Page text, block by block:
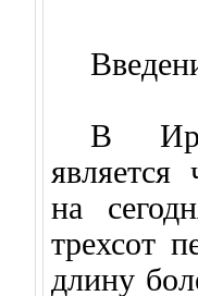
В
является
на
трехсот
длину